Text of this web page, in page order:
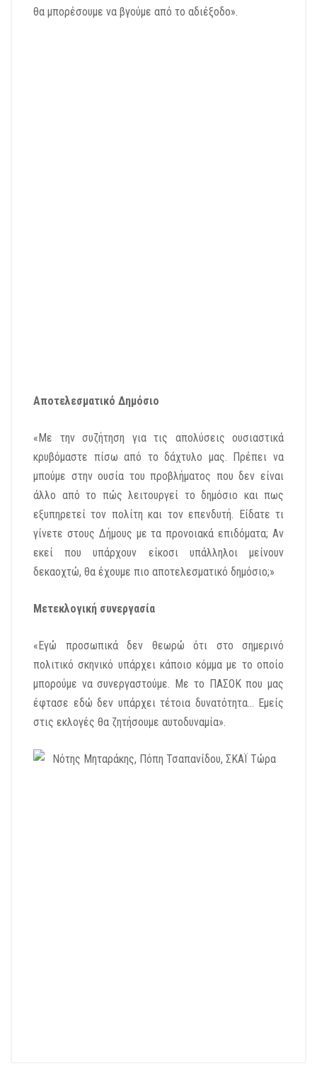
θα μπορέσουμε να βγούμε από το αδιέξοδο».
Αποτελεσματικό Δημόσιο
«Με την συζήτηση για τις απολύσεις ουσιαστικά
κρυβόμαστε πίσω από το δάχτυλο μας. Πρέπει να
μπούμε στην ουσία του προβλήματος που δεν είναι
άλλο από το πώς λειτουργεί το δημόσιο και πως
εξυπηρετεί τον πολίτη και τον επενδυτή. Είδατε τι
γίνετε στους Δήμους με τα προνοιακά επιδόματα; Αν
εκεί που υπάρχουν είκοσι υπάλληλοι μείνουν
δεκαοχτώ, θα έχουμε πιο αποτελεσματικό δημόσιο;»
Μετεκλογική συνεργασία
«Εγώ προσωπικά δεν θεωρώ ότι στο σημερινό
πολιτικό σκηνικό υπάρχει κάποιο κόμμα με το οποίο
μπορούμε να συνεργαστούμε. Με το ΠΑΣΟΚ που μας
έφτασε εδώ δεν υπάρχει τέτοια δυνατότητα… Εμείς
στις εκλογές θα ζητήσουμε αυτοδυναμία».